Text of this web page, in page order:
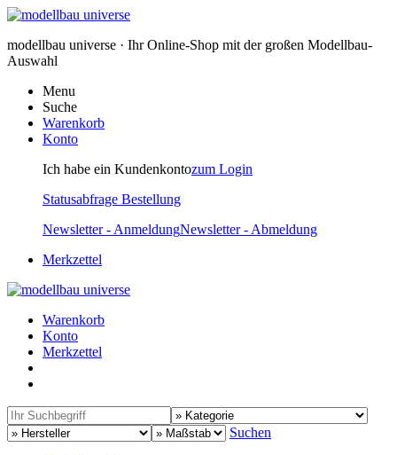
modellbau universe · Ihr Online-Shop mit der großen Modellbau-
Auswahl
Menu
Suche
Warenkorb
Konto
Ich habe ein Kundenkontozum Login
Statusabfrage Bestellung
Newsletter - AnmeldungNewsletter - Abmeldung
Merkzettel
Warenkorb
Konto
Merkzettel
Suchen